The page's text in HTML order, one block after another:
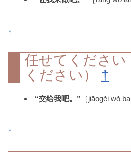
↑
任せてください
ください） †
“交给我吧。” ［jiāogěi wǒ
↑